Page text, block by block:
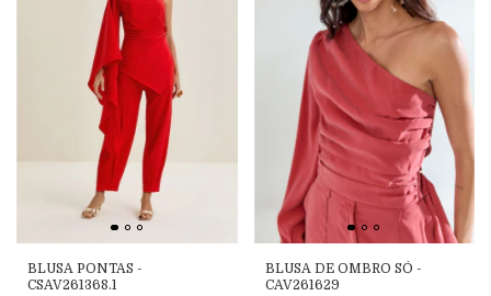
BLUSA PONTAS -
CSAV261368.1
BLUSA DE OMBRO SÓ -
CAV261629